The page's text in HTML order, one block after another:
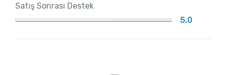
Satış Sonrası Destek
5.0